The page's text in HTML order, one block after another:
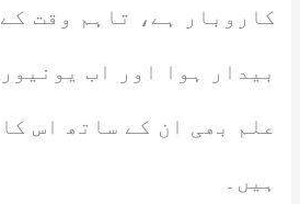
کاروبار ہے، تاہم وقت
بیدار ہوا اور اب
علم بھی ان کے ساتھ اس
ہیں۔